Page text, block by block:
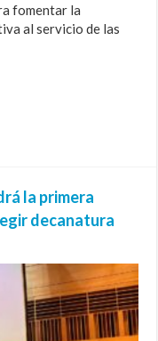
fomentar la
al servicio de las
la primera
decanatura